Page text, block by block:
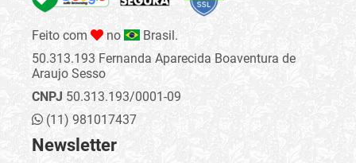
Feito com no
Brasil.
50.313.193 Fernanda Aparecida Boaventura de
Araujo Sesso
CNPJ 50.313.193/0001-09
(11) 981017437
Newsletter